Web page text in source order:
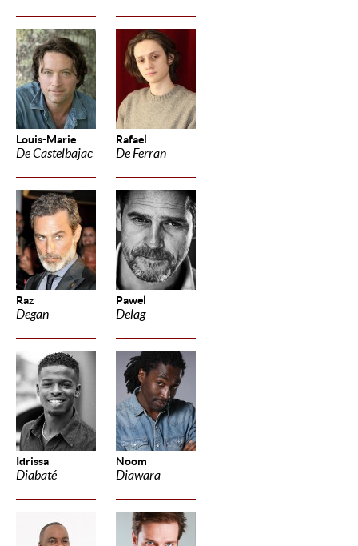
Louis-Marie
De Castelbajac
Rafael
De Ferran
Raz
Degan
Pawel
Delag
Idrissa
Diabaté
Noom
Diawara